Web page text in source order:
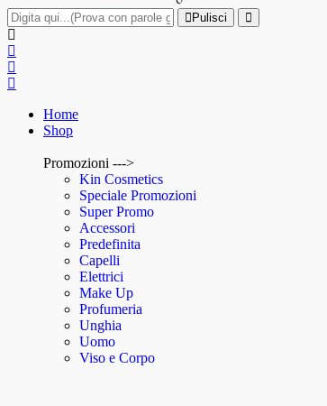
Pulisci
Home
Shop
Promozioni --->
Kin Cosmetics
Speciale Promozioni
Super Promo
Accessori
Predefinita
Capelli
Elettrici
Make Up
Profumeria
Unghia
Uomo
Viso e Corpo